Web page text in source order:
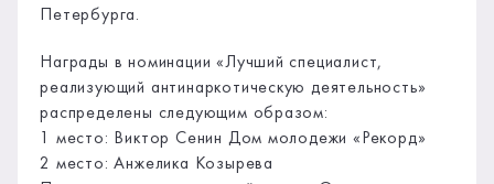
Петербурга.
Награды в номинации «Лучший специалист,
реализующий антинаркотическую деятельность»
распределены следующим образом:
1 место: Виктор Сенин Дом молодежи «Рекорд»
2 место: Анжелика Козырева